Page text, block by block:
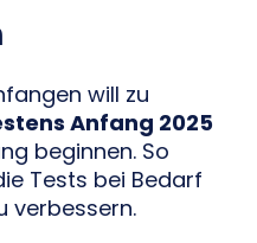
will zu
Anfang 2025
beginnen. So
Tests bei Bedarf
verbessern.